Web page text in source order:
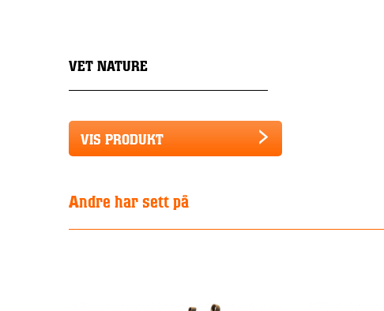
VET NATURE
VIS PRODUKT
Andre har sett på